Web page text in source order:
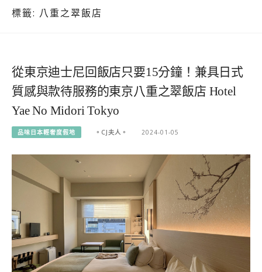
標籤: 八重之翠飯店
從東京迪士尼回飯店只要15分鐘！兼具日式
質感與款待服務的東京八重之翠飯店 Hotel
Yae No Midori Tokyo
品味日本輕奢度假地 。CJ夫人。 2024-01-05